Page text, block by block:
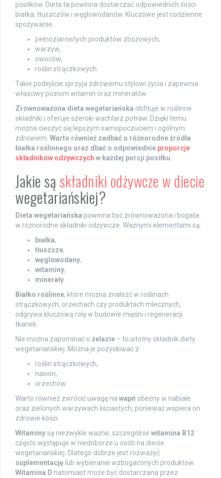
posiłków. Dieta ta powinna dostarczać odpowiednich ilości
białka, tłuszczów i węglowodanów. Kluczowe jest codzienne
spożywanie:
pełnoziarnistych produktów zbożowych,
warzyw,
owoców,
roślin strączkowych.
Takie podejście sprzyja zdrowemu stylowi życia i zapewnia
właściwy poziom witamin oraz minerałów.
Zrównoważona dieta wegetariańska obfituje w roślinne
składniki i oferuje szeroki wachlarz potraw. Dzięki temu
można cieszyć się lepszym samopoczuciem i ogólnym
zdrowiem. Warto również zadbać o różnorodne źródła
białka roślinnego oraz dbać o odpowiednie proporcje
składników odżywczych w każdej porcji posiłku.
Jakie sąskładniki odżywcze w diecie
wegetariańskiej?
Dieta wegetariańska powinna być zrównoważona i bogata
w różnorodne składniki odżywcze. Ważnymi elementami są:
białka,
tłuszcze,
węglowodany,
witaminy,
minerały
Białko roślinne, które można znaleźć w roślinach
strączkowych, orzechach czy produktach mlecznych,
odgrywa kluczową rolę w budowie mięśni i regeneracji
tkanek.
Nie można zapominać o żelazie – to istotny składnik diety
wegetariańskiej. Można je pozyskiwać z:
roślin strączkowych,
nasion,
orzechów.
Warto również zwrócić uwagę na wapń obecny w nabiale
oraz zielonych warzywach liściastych, ponieważ wspiera on
zdrowie kości.
Witaminysą niezwykle ważne; szczególnie witamina B12
często występuje w niedoborze u osób na diecie
wegetariańskiej. Dlatego dobrze jest rozważyć
suplementację lub wybieranie wzbogaconych produktów.
Witamina D natomiast może być dostarczana przez